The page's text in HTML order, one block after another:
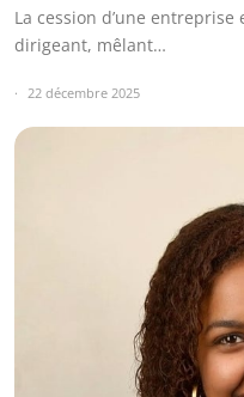
La cession d’une
dirigeant, mêlant…
22 décembre 2025